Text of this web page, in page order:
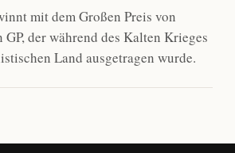
mit dem Großen Preis von
GP, der während des Kalten Krieges
Land ausgetragen wurde.